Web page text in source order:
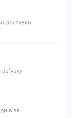
доставки
зв'язку
за